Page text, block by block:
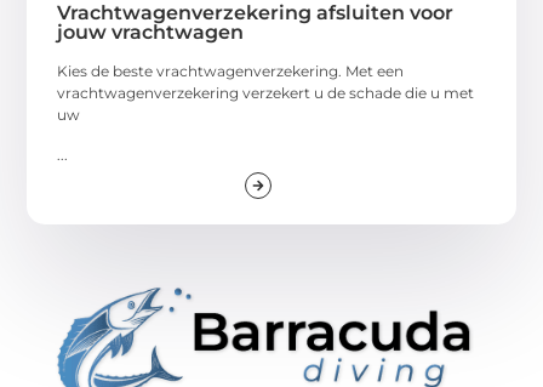
Vrachtwagenverzekering afsluiten voor
jouw vrachtwagen
Kies de beste vrachtwagenverzekering. Met een
vrachtwagenverzekering verzekert u de schade die u met
uw